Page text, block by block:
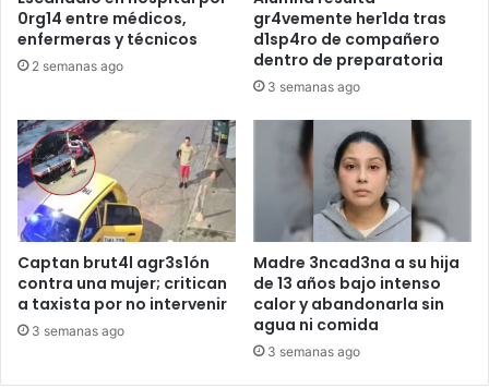
0rg14 entre médicos,
enfermeras y técnicos
2 semanas ago
gr4vemente her1da tras
d1sp4ro de compañero
dentro de preparatoria
3 semanas ago
Captan brut4l agr3s1ón
contra una mujer; critican
a taxista por no intervenir
3 semanas ago
Madre 3ncad3na a su hija
de 13 años bajo intenso
calor y abandonarla sin
agua ni comida
3 semanas ago